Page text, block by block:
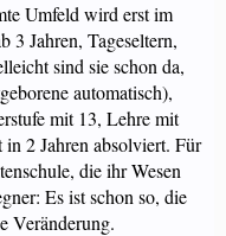
Umfeld wird erst im
3 Jahren, Tageseltern,
sind sie schon da,
automatisch),
mit 13, Lehre mit
2 Jahren absolviert. Für
die ihr Wesen
Es ist schon so, die
Veränderung.